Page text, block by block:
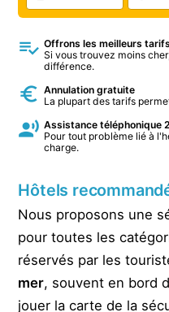
Offrons les meilleurs tarifs
Si vous trouvez moins
différence.
Annulation gratuite
La plupart des tarifs
Assistance téléphonique
Pour tout problème lié à
charge.
Hôtels
Nous proposons une
pour toutes les
réservés par les
mer, souvent en bord
jouer la carte de la